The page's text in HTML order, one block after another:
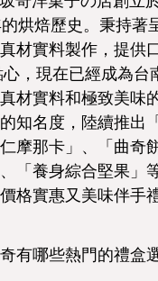
烘焙歷史。秉持著
材實料製作，提供
，現在已經成為台
材實料和極致美味
知名度，陸續推出
摩那卡」、「曲奇
「養身綜合堅果」
格實惠又美味伴手
有哪些熱門的禮盒